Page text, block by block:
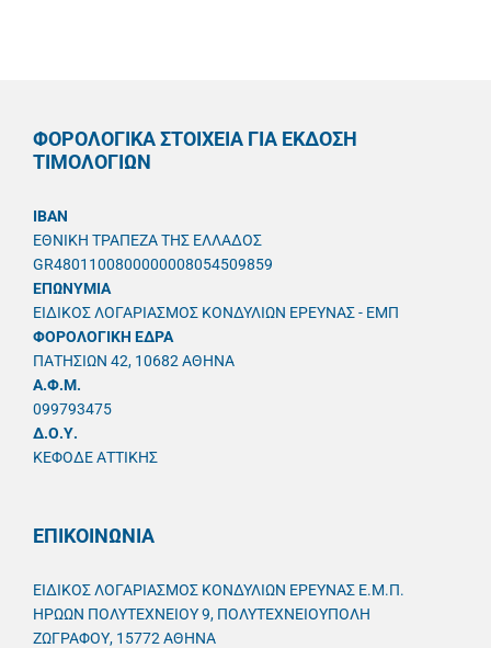
ΦΟΡΟΛΟΓΙΚΑ ΣΤΟΙΧΕΙΑ ΓΙΑ ΕΚΔΟΣΗ
ΤΙΜΟΛΟΓΙΩΝ
IBAN
ΕΘΝΙΚΗ ΤΡΑΠΕΖΑ ΤΗΣ ΕΛΛΑΔΟΣ
GR4801100800000008054509859
ΕΠΩΝΥΜΙΑ
ΕΙΔΙΚΟΣ ΛΟΓΑΡΙΑΣΜΟΣ ΚΟΝΔΥΛΙΩΝ ΕΡΕΥΝΑΣ - ΕΜΠ
ΦΟΡΟΛΟΓΙΚΗ ΕΔΡΑ
ΠΑΤΗΣΙΩΝ 42, 10682 ΑΘΗΝΑ
A.Φ.Μ.
099793475
Δ.Ο.Υ.
ΚΕΦΟΔΕ ΑΤΤΙΚΗΣ
ΕΠΙΚΟΙΝΩΝΙΑ
ΕΙΔΙΚΟΣ ΛΟΓΑΡΙΑΣΜΟΣ ΚΟΝΔΥΛΙΩΝ ΕΡΕΥΝΑΣ Ε.Μ.Π.
ΗΡΩΩΝ ΠΟΛΥΤΕΧΝΕΙΟΥ 9, ΠΟΛΥΤΕΧΝΕΙΟΥΠΟΛΗ
ΖΩΓΡΑΦΟΥ, 15772 ΑΘΗΝΑ